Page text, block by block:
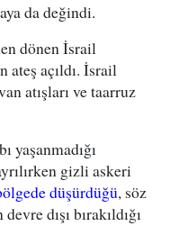
da değindi.
dönen İsrail
ateş açıldı. İsrail
atışları ve taarruz
yaşanmadığı
gizli askeri
düşürdüğü, söz
dışı bırakıldığı